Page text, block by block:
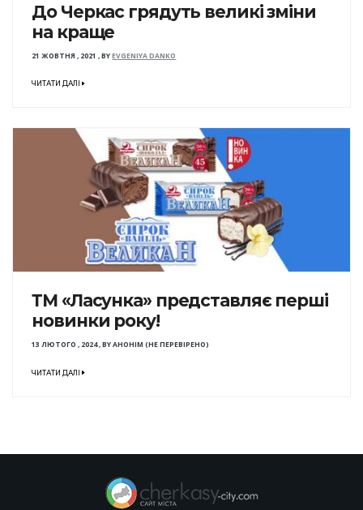
До Черкас грядуть великі зміни
на краще
21 ЖОВТНЯ , 2021 ,BYEVGENIYA DANKO
ЧИТАТИ ДАЛІ
ТМ «Ласунка» представляє перші
новинки року!
13 ЛЮТОГО , 2024,BYАНОНІМ (НЕ ПЕРЕВІРЕНО)
ЧИТАТИ ДАЛІ